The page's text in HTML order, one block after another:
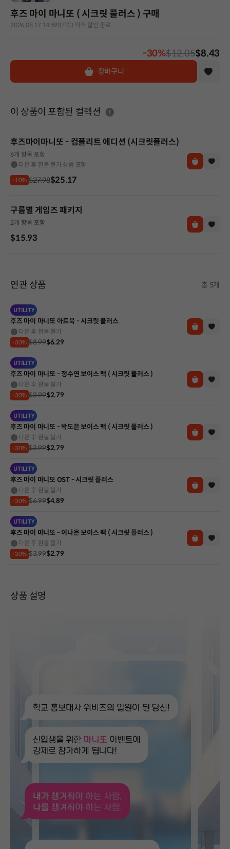
후즈 마이 마니또 ( 시크릿 플러스 ) 구매
2026.08.17 14:59(UTC) 이후 할인 종료
-30%$12.05$8.43
장바구니
이 상품이 포함된 컬렉션 도움말
후즈마이마니또 - 컴플리트 에디션 (시크릿플러스)
6개 항목 포함
다운 후 환불 불가 상품 포함
-10% $27.98$25.17
구름별 게임즈 패키지
2개 항목 포함
$15.93
연관 상품 총 5개
UTILITY
후즈 마이 마니또 아트북 - 시크릿 플러스
다운 후 환불 불가
-30% $8.99$6.29
UTILITY
후즈 마이 마니또 - 정수연 보이스 팩 ( 시크릿 플러스 )
다운 후 환불 불가
-30% $3.99$2.79
UTILITY
후즈 마이 마니또 - 박도은 보이스 팩 ( 시크릿 플러스 )
다운 후 환불 불가
-30% $3.99$2.79
UTILITY
후즈 마이 마니또 OST - 시크릿 플러스
다운 후 환불 불가
-30% $6.99$4.89
UTILITY
후즈 마이 마니또 - 이나은 보이스 팩 ( 시크릿 플러스 )
다운 후 환불 불가
-30% $3.99$2.79
상품 설명